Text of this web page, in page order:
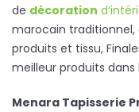
de décoration
marocain traditionnel,
produits et tissu,
meilleur produits dans
Menara Tapisserie